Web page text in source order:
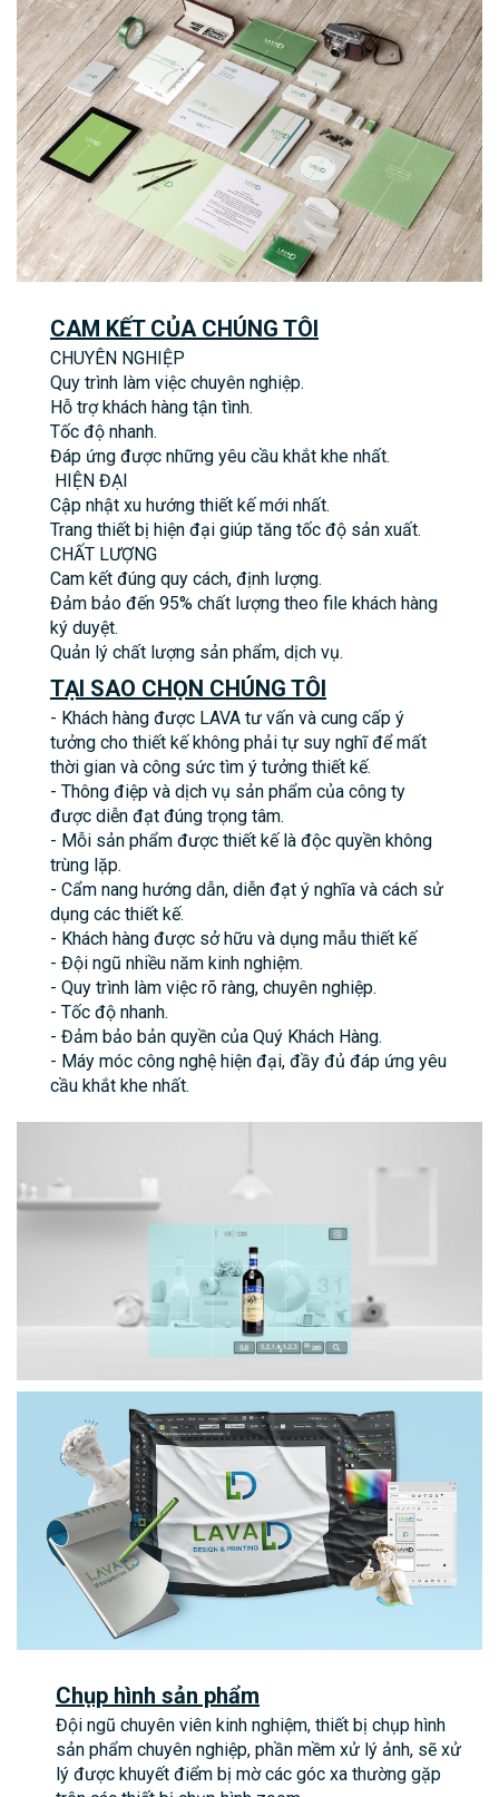
CAM KẾT CỦA CHÚNG TÔI
CHUYÊN NGHIỆP
Quy trình làm việc chuyên nghiệp.
Hỗ trợ khách hàng tận tình.
Tốc độ nhanh.
Đáp ứng được những yêu cầu khắt khe nhất.
HIỆN ĐẠI
Cập nhật xu hướng thiết kế mới nhất.
Trang thiết bị hiện đại giúp tăng tốc độ sản xuất.
CHẤT LƯỢNG
Cam kết đúng quy cách, định lượng.
Đảm bảo đến 95% chất lượng theo file khách hàng
ký duyệt.
Quản lý chất lượng sản phẩm, dịch vụ.
TẠI SAO CHỌN CHÚNG TÔI
- Khách hàng được LAVA tư vấn và cung cấp ý
tưởng cho thiết kế không phải tự suy nghĩ để mất
thời gian và công sức tìm ý tưởng thiết kế.
- Thông điệp và dịch vụ sản phẩm của công ty
được diễn đạt đúng trọng tâm.
- Mỗi sản phẩm được thiết kế là độc quyền không
trùng lặp.
- Cẩm nang hướng dẫn, diễn đạt ý nghĩa và cách sử
dụng các thiết kế.
- Khách hàng được sở hữu và dụng mẫu thiết kế
- Đội ngũ nhiều năm kinh nghiệm.
- Quy trình làm việc rõ ràng, chuyên nghiệp.
- Tốc độ nhanh.
- Đảm bảo bản quyền của Quý Khách Hàng.
- Máy móc công nghệ hiện đại, đầy đủ đáp ứng yêu
cầu khắt khe nhất.
Chụp hình sản phẩm
Đội ngũ chuyên viên kinh nghiệm, thiết bị chụp hình
sản phẩm chuyên nghiệp, phần mềm xử lý ảnh, sẽ xử
lý được khuyết điểm bị mờ các góc xa thường gặp